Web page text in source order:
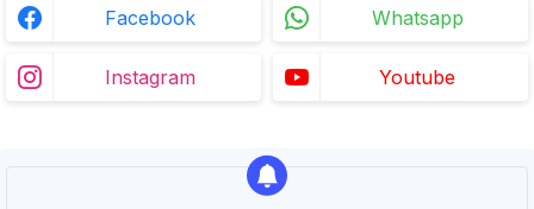
Facebook Whatsapp
Instagram Youtube